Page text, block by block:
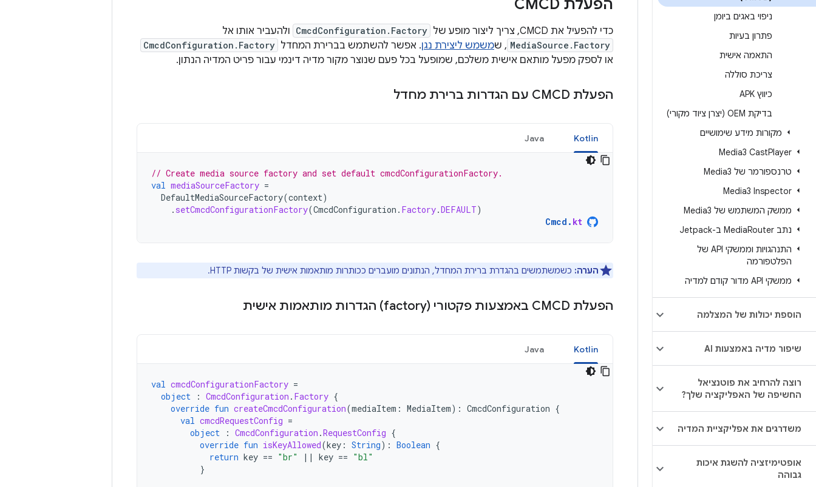
ניפוי באגים ביומן
פתרון בעיות
התאמה אישית
צריכת סוללה
כיווץ APK
בדיקת OEM (יצרן ציוד מקורי)
מקורות מידע שימושיים
Media3 CastPlayer
טרנספורמר של Media3
Media3 Inspector
ממשק המשתמש של Media3
נתב Media Router ב-Jetpack
התנהגויות וממשקי API של
הפלטפורמה
ממשקי API מדור קודם למדיה
הוספת יכולות של המצלמה
שיפור מדיה באמצעות AI
רוצה להרחיב את פוטנציאל
החשיפה של האפליקציה שלך?
משדרגים את אפליקציית המדיה
אופטימיזציה להשגת איכות
גבוהה
הפעלת CMCD
כדי להפעיל את CMCD, צריך ליצור מופע של CmcdConfiguration.Factory ולהעביר אותו אל
MediaSource.Factory , שמשמש ליצירת נגן. אפשר להשתמש בברירת המחדל CmcdConfiguration.Factory
או לספק מפעל מותאם אישית משלכם, שמופעל בכל פעם שנוצר מקור מדיה דינמי עבור פריט המדיה הנתון.
הפעלת CMCD עם הגדרות ברירת מחדל
Kotlin
Java
// Create media source factory and set default cmcdConfigurationFactory.
val mediaSourceFactory =
DefaultMediaSourceFactory(context)
. setCmcdConfigurationFactory(CmcdConfiguration . Factory.DEFAULT)
Cmcd . kt
הערה: כשמשתמשים בהגדרת ברירת המחדל, הנתונים מועברים ככותרות מותאמות אישית של בקשות HTTP.
הפעלת CMCD באמצעות פקטורי (factory) הגדרות מותאמות אישית
Kotlin
Java
val cmcdConfigurationFactory =
object
: CmcdConfiguration . Factory {
override fun createCmcdConfiguration(mediaItem : MediaItem): CmcdConfiguration {
val cmcdRequestConfig =
object
: CmcdConfiguration .RequestConfig {
override fun isKeyAllowed(key : String): Boolean {
return key == "br" || key == "bl"
}